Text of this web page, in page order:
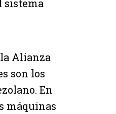
sistema
Alianza
son los
En
máquinas